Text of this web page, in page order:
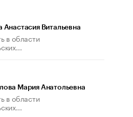
Анастасия Витальевна
в области
Мария Анатольевна
в области